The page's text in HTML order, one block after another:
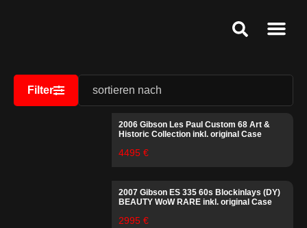
Filter
2006 Gibson Les Paul Custom 68 Art &
Historic Collection inkl. original Case
4495 €
2007 Gibson ES 335 60s Blockinlays (DY)
BEAUTY WoW RARE inkl. original Case
2995 €